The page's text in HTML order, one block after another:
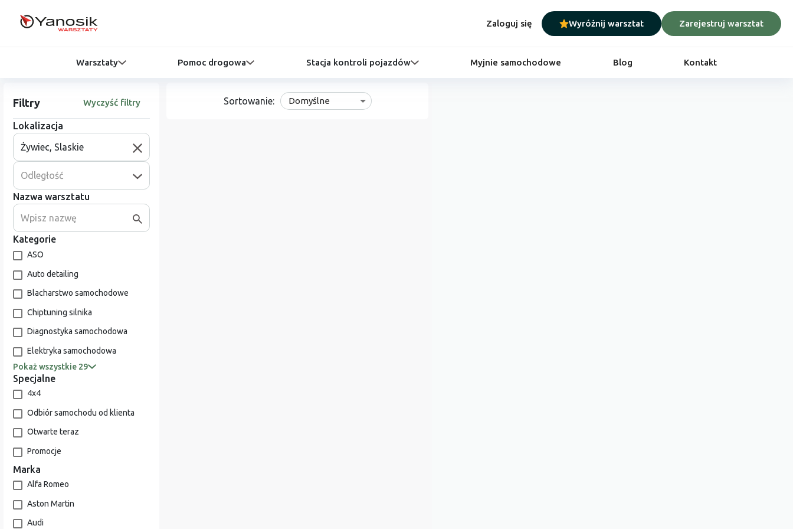
Zaloguj się Wyróżnij warsztat Zarejestruj warsztat
Warsztaty Pomoc drogowa Stacja kontroli pojazdów Myjnie samochodowe Blog Kontakt
Filtry Wyczyść filtry
Lokalizacja
Odległość
Nazwa warsztatu
Kategorie
ASO
Auto detailing
Blacharstwo samochodowe
Chiptuning silnika
Diagnostyka samochodowa
Elektryka samochodowa
Pokaż wszystkie 29
Specjalne
4x4
Odbiór samochodu od klienta
Otwarte teraz
Promocje
Marka
Alfa Romeo
Aston Martin
Audi
Sortowanie: Domyślne